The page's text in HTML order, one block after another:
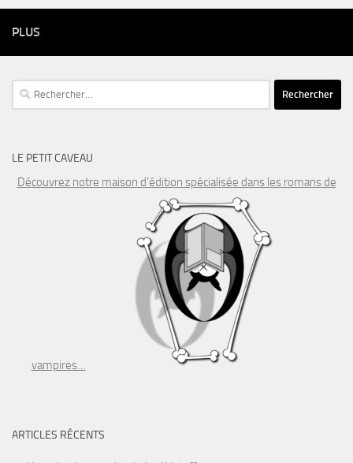
PLUS
Rechercher :
LE PETIT CAVEAU
Découvrez notre maison d’édition spécialisée dans les romans de
vampires…
ARTICLES RÉCENTS